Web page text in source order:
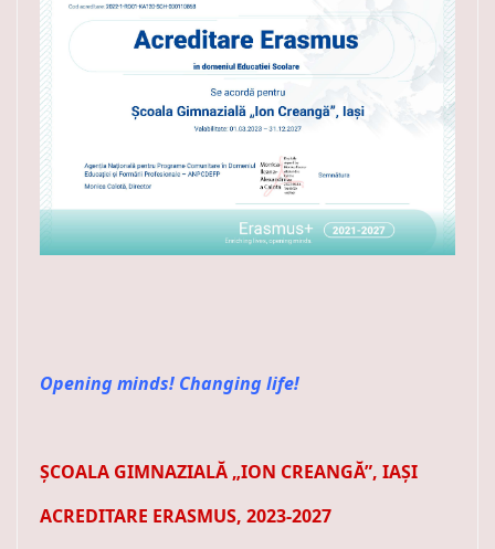
Opening minds! Changing life!
ȘCOALA GIMNAZIALĂ „ION CREANGĂ”, IAȘI
ACREDITARE ERASMUS, 2023-2027